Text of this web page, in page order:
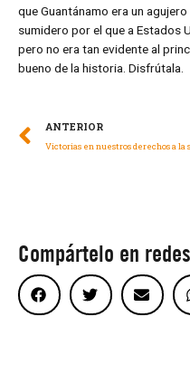
que Guantánamo era un
sumidero por el que a Estados
pero no era tan evidente al
bueno de la historia. Disfrútala.
ANTERIOR
Compártelo en redes